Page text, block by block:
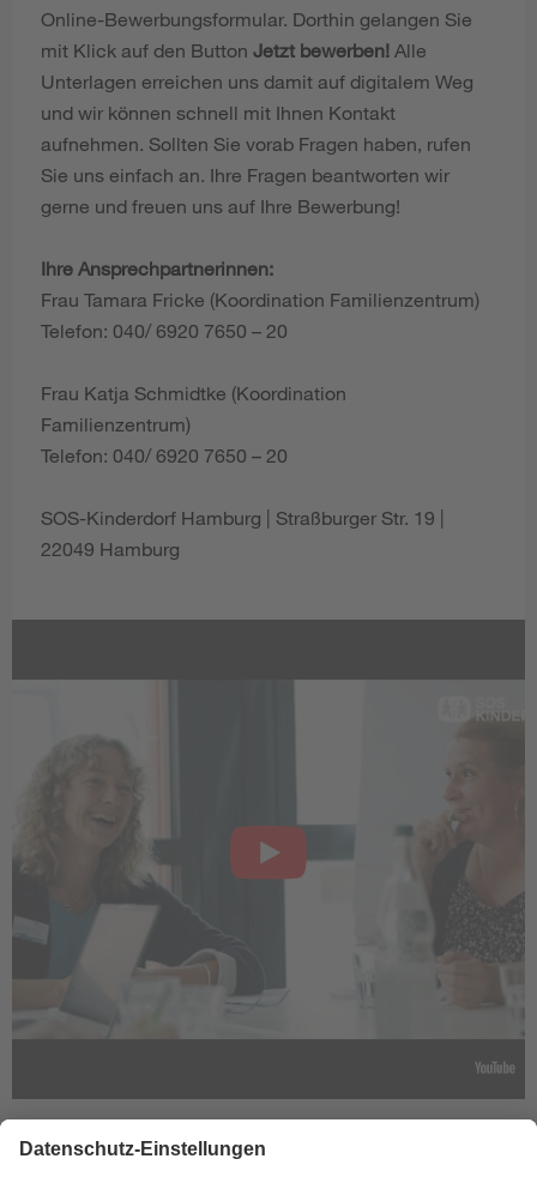
Online-Bewerbungsformular. Dorthin gelangen Sie
mit Klick auf den Button Jetzt bewerben! Alle
Unterlagen erreichen uns damit auf digitalem Weg
und wir können schnell mit Ihnen Kontakt
aufnehmen. Sollten Sie vorab Fragen haben, rufen
Sie uns einfach an. Ihre Fragen beantworten wir
gerne und freuen uns auf Ihre Bewerbung!
Ihre Ansprechpartnerinnen:
Frau Tamara Fricke (Koordination Familienzentrum)
Telefon: 040/ 6920 7650 – 20
Frau Katja Schmidtke (Koordination
Familienzentrum)
Telefon: 040/ 6920 7650 – 20
SOS-Kinderdorf Hamburg | Straßburger Str. 19 |
22049 Hamburg
Zurück zum Stellenmarkt